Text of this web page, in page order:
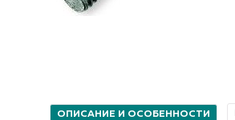
ОПИСАНИЕ И ОСОБЕННОСТИ